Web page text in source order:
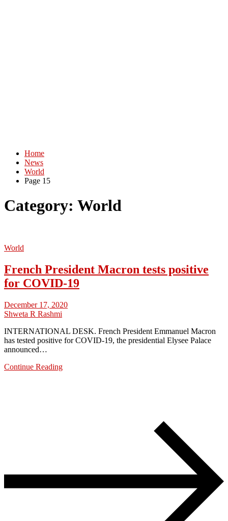
Home
News
World
Page 15
Category: World
World
French President Macron tests positive
for COVID-19
December 17, 2020
Shweta R Rashmi
INTERNATIONAL DESK. French President Emmanuel Macron
has tested positive for COVID-19, the presidential Elysee Palace
announced…
Continue Reading